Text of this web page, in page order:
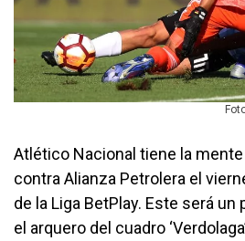
Atlético Nacional tiene la
contra Alianza Petrolera el
de la Liga BetPlay. Este será un
el arquero del cuadro